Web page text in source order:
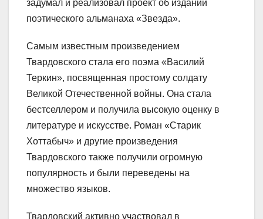
задумал и реализовал проект об издании
поэтического альманаха «Звезда».
Самым известным произведением
Твардовского стала его поэма «Василий
Теркин», посвященная простому солдату
Великой Отечественной войны. Она стала
бестселлером и получила высокую оценку в
литературе и искусстве. Роман «Старик
Хоттабыч» и другие произведения
Твардовского также получили огромную
популярность и были переведены на
множество языков.
Твардовский активно участвовал в